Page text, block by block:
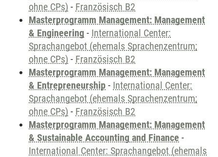
ohne CPs) - Französisch B2
Masterprogramm Management: Management
& Engineering - International Center:
Sprachangebot (ehemals Sprachenzentrum;
ohne CPs) - Französisch B2
Masterprogramm Management: Management
& Entrepreneurship - International Center:
Sprachangebot (ehemals Sprachenzentrum;
ohne CPs) - Französisch B2
Masterprogramm Management: Management
& Sustainable Accounting and Finance -
International Center: Sprachangebot (ehemals